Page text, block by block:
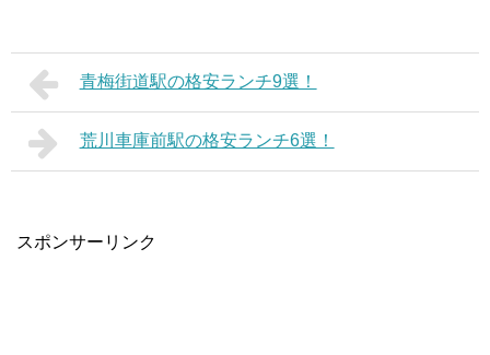
青梅街道駅の格安ランチ9選！
荒川車庫前駅の格安ランチ6選！
スポンサーリンク